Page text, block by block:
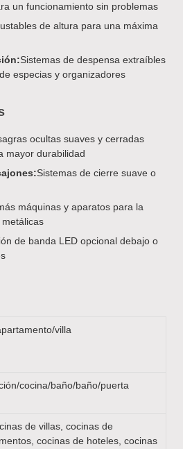
un funcionamiento sin problemas
de altura para una máxima
Sistemas de despensa extraíbles
especias y organizadores
ocultas suaves y cerradas
mayor durabilidad
Sistemas de cierre suave o
máquinas y aparatos para la
de banda LED opcional debajo o
villa
cocina/baño/baño/puerta
de villas, cocinas de
cocinas de hoteles, cocinas